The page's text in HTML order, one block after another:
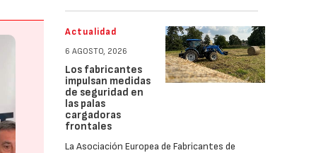
Actualidad
6 AGOSTO, 2026
Los fabricantes
impulsan medidas
de seguridad en
las palas
cargadoras
frontales
La Asociación Europea de Fabricantes de